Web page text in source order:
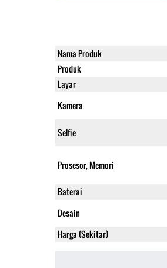
Nama Produk
Produk
Layar
Kamera
Selfie
Prosesor, Memori
Baterai
Desain
Harga (Sekitar)